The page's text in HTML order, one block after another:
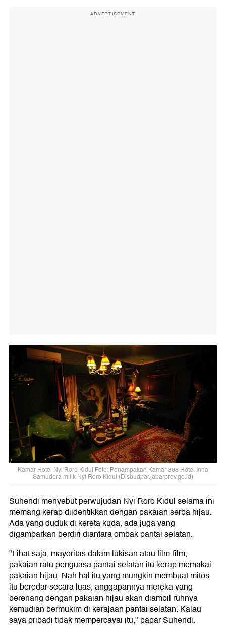
ADVERTISEMENT
Kamar Hotel Nyi Roro Kidul Foto: Penampakan Kamar 308 Hotel Inna
Samudera milik Nyi Roro Kidul (Disbudpar.jabarprov.go.id)
Suhendi menyebut perwujudan Nyi Roro Kidul selama ini
memang kerap diidentikkan dengan pakaian serba hijau.
Ada yang duduk di kereta kuda, ada juga yang
digambarkan berdiri diantara ombak pantai selatan.
"Lihat saja, mayoritas dalam lukisan atau film-film,
pakaian ratu penguasa pantai selatan itu kerap memakai
pakaian hijau. Nah hal itu yang mungkin membuat mitos
itu beredar secara luas, anggapannya mereka yang
berenang dengan pakaian hijau akan diambil ruhnya
kemudian bermukim di kerajaan pantai selatan. Kalau
saya pribadi tidak mempercayai itu," papar Suhendi.